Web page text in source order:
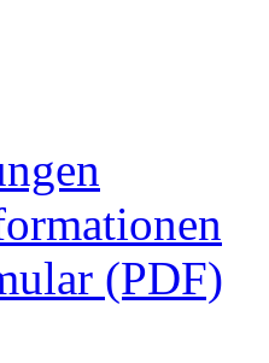
(PDF)